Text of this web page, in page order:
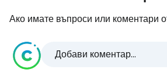
Ако имате въпроси или коментари
Добави коментар...